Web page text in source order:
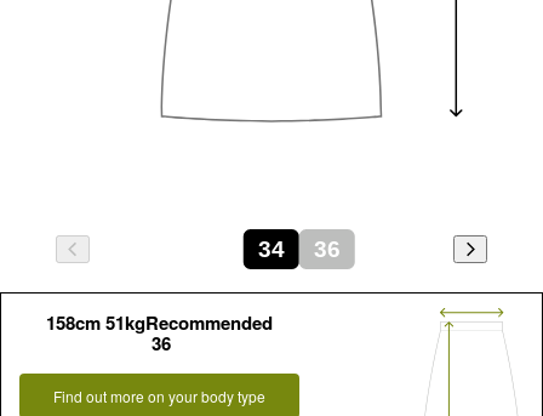
34 36
158cm 51kgRecommended
36
Find out more on your body type